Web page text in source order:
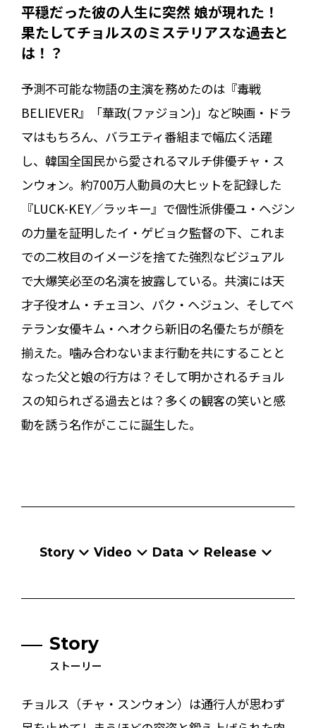
平穏だった彼の人生に突然 娘が現れた！
果たしてチョルスのミステリアスな過去と
は――！？
予測不可能な物語の主演を務めたのは『毒戦
BELIEVER』「華政(ファジョン)」など映画・ドラ
マはもちろん、バラエティ番組まで幅広く活躍
し、韓国全国民から愛されるマルチ俳優チャ・ス
ンウォン。約700万人動員の大ヒットを記録した
『LUCK-KEY／ラッキー』で個性派俳優ユ・ヘジン
の力量を証明したイ・ゲビョク監督の下、これま
での二枚目のイメージを捨てた強烈なビジュアル
で大爆笑必至の名演を披露している。共演には天
才子役オム・チェヨン、パク・ヘジュン、そしてベ
テラン女優キム・ヘオクら新旧の名優たちが顔を
揃えた。噛み合わないまま行動を共にすることと
なった父と娘の行方は？そして明かされるチョル
スの知られざる過去とは？多くの観客の笑いと感
動を誘う名作がここに誕生した。
Story Video Data Release
Story
ストーリー
チョルス（チャ・スンウォン）は通行人が思わず